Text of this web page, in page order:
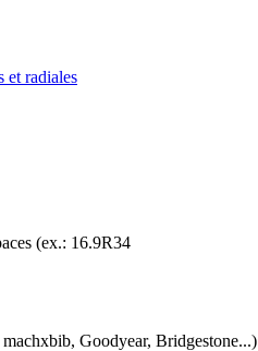
et radiales
(ex.: 16.9R34
Goodyear, Bridgestone...)